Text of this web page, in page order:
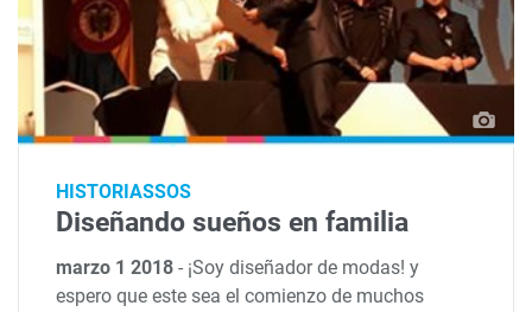
HISTORIASSOS
Diseñando sueños en familia
marzo 1 2018- ¡Soy diseñador de modas! y
espero que este sea el comienzo de muchos